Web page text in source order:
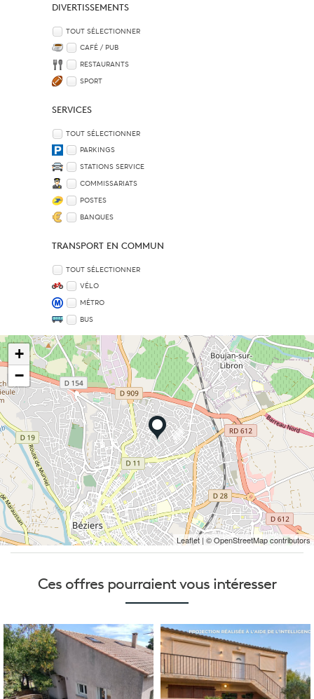
DIVERTISSEMENTS
TOUT SÉLECTIONNER
CAFÉ / PUB
RESTAURANTS
SPORT
SERVICES
TOUT SÉLECTIONNER
PARKINGS
STATIONS SERVICE
COMMISSARIATS
POSTES
BANQUES
TRANSPORT EN COMMUN
TOUT SÉLECTIONNER
VÉLO
MÉTRO
BUS
+
−
Leaflet | © OpenStreetMap contributors
Ces offres pourraientvous intéresser